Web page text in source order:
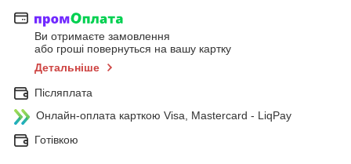
Ви отримаєте замовлення
або гроші повернуться на вашу картку
Детальніше
Післяплата
Онлайн-оплата карткою Visa, Mastercard - LiqPay
Готівкою